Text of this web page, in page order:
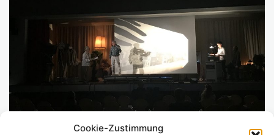
Cookie-Zustimmung